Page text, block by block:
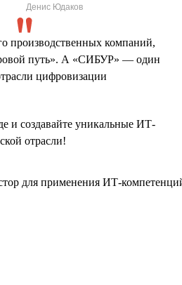
Денис Юдаков
производственных компаний,
путь». А «СИБУР» — один
цифровизации
и создавайте уникальные ИТ-
отрасли!